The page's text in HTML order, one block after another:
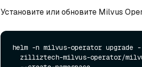
Установите или обновите Milvus
helm -n milvus-operator